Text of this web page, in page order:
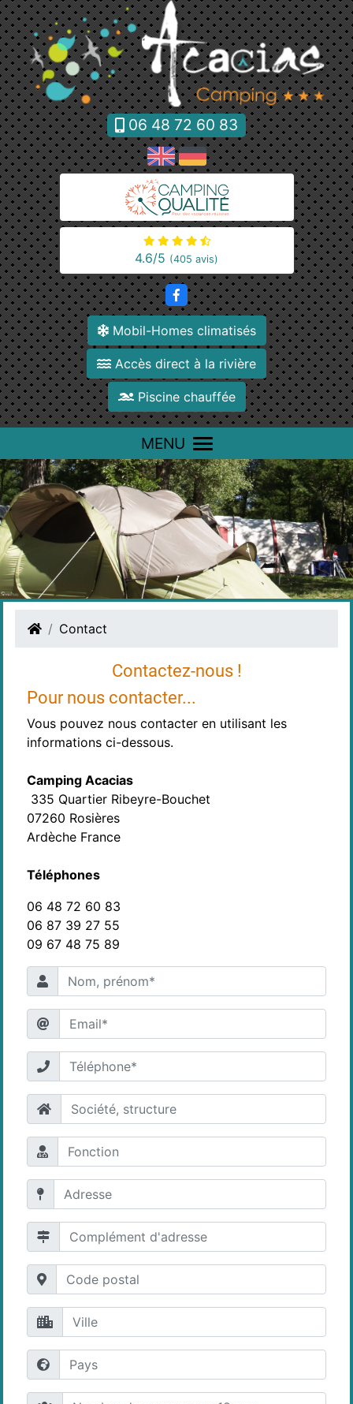
06 48 72 60 83
4.6/5 (405 avis)
Mobil-Homes climatisés
Accès direct à la rivière
Piscine chauffée
MENU
Contact
Contactez-nous !
Pour nous contacter...
Vous pouvez nous contacter en utilisant les
informations ci-dessous.
Camping Acacias
335 Quartier Ribeyre-Bouchet
07260 Rosières
Ardèche France
Téléphones
06 48 72 60 83
06 87 39 27 55
09 67 48 75 89
Panneau de gestion des cookies